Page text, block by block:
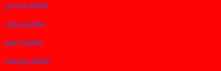
junho 2024
maio 2024
abril 2024
março 2024